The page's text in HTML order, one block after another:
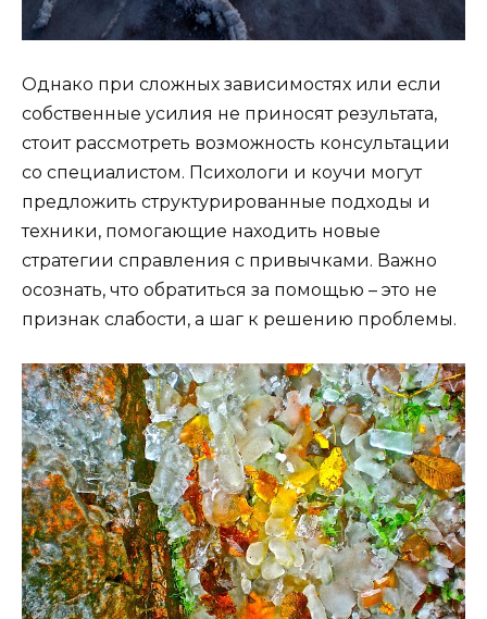
Однако при сложных зависимостях или если
собственные усилия не приносят результата,
стоит рассмотреть возможность консультации
со специалистом. Психологи и коучи могут
предложить структурированные подходы и
техники, помогающие находить новые
стратегии справления с привычками. Важно
осознать, что обратиться за помощью – это не
признак слабости, а шаг к решению проблемы.